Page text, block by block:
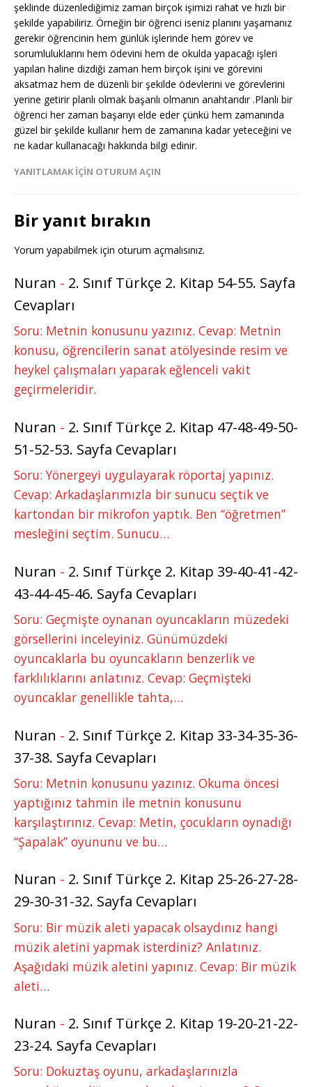
şeklinde düzenlediğimiz zaman birçok işimizi rahat ve hızlı bir
şekilde yapabiliriz. Örneğin bir öğrenci iseniz planını yaşamanız
gerekir öğrencinin hem günlük işlerinde hem görev ve
sorumluluklarını hem ödevini hem de okulda yapacağı işleri
yapılan haline dizdiği zaman hem birçok işini ve görevini
aksatmaz hem de düzenli bir şekilde ödevlerini ve görevlerini
yerine getirir planlı olmak başarılı olmanın anahtarıdır .Planlı bir
öğrenci her zaman başarıyı elde eder çünkü hem zamanında
güzel bir şekilde kullanır hem de zamanına kadar yeteceğini ve
ne kadar kullanacağı hakkında bilgi edinir.
YANITLAMAK IÇIN OTURUM AÇIN
Bir yanıt bırakın
Yorum yapabilmek için oturum açmalısınız.
Nuran - 2. Sınıf Türkçe 2. Kitap 54-55. Sayfa
Cevapları
Soru: Metnin konusunu yazınız. Cevap: Metnin
konusu, öğrencilerin sanat atölyesinde resim ve
heykel çalışmaları yaparak eğlenceli vakit
geçirmeleridir.
Nuran - 2. Sınıf Türkçe 2. Kitap 47-48-49-50-
51-52-53. Sayfa Cevapları
Soru: Yönergeyi uygulayarak röportaj yapınız.
Cevap: Arkadaşlarımızla bir sunucu seçtik ve
kartondan bir mikrofon yaptık. Ben “öğretmen”
mesleğini seçtim. Sunucu…
Nuran - 2. Sınıf Türkçe 2. Kitap 39-40-41-42-
43-44-45-46. Sayfa Cevapları
Soru: Geçmişte oynanan oyuncakların müzedeki
görsellerini inceleyiniz. Günümüzdeki
oyuncaklarla bu oyuncakların benzerlik ve
farklılıklarını anlatınız. Cevap: Geçmişteki
oyuncaklar genellikle tahta,…
Nuran - 2. Sınıf Türkçe 2. Kitap 33-34-35-36-
37-38. Sayfa Cevapları
Soru: Metnin konusunu yazınız. Okuma öncesi
yaptığınız tahmin ile metnin konusunu
karşılaştırınız. Cevap: Metin, çocukların oynadığı
“Şapalak” oyununu ve bu…
Nuran - 2. Sınıf Türkçe 2. Kitap 25-26-27-28-
29-30-31-32. Sayfa Cevapları
Soru: Bir müzik aleti yapacak olsaydınız hangi
müzik aletini yapmak isterdiniz? Anlatınız.
Aşağıdaki müzik aletini yapınız. Cevap: Bir müzik
aleti…
Nuran - 2. Sınıf Türkçe 2. Kitap 19-20-21-22-
23-24. Sayfa Cevapları
Soru: Dokuztaş oyunu, arkadaşlarınızla